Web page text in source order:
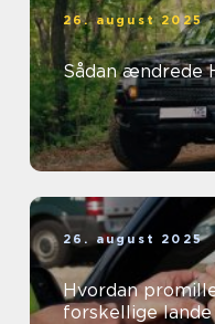
26. august 2025
Sådan ændrede
26. august 2025
Hvordan
forskellige lande